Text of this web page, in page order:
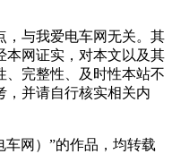
，与我爱电车网无关。其
本网证实，对本文以及其
、完整性、及时性本站不
，并请自行核实相关内
网）”的作品，均转载